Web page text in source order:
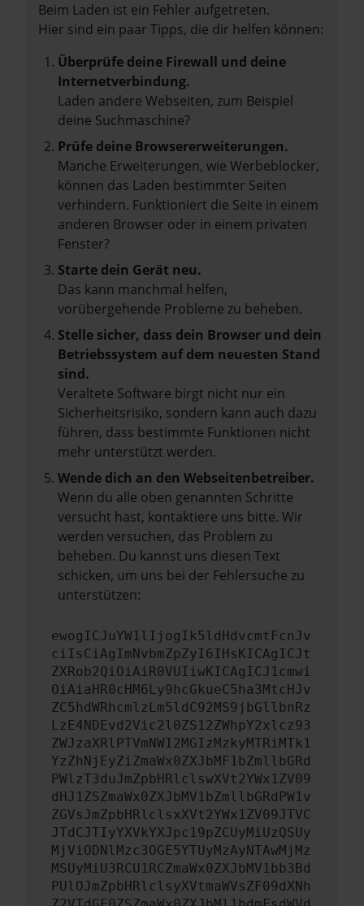
Beim Laden ist ein Fehler aufgetreten.
Hier sind ein paar Tipps, die dir helfen können:
Überprüfe deine Firewall und deine
Internetverbindung.
Laden andere Webseiten, zum Beispiel
deine Suchmaschine?
Prüfe deine Browsererweiterungen.
Manche Erweiterungen, wie Werbeblocker,
können das Laden bestimmter Seiten
verhindern. Funktioniert die Seite in einem
anderen Browser oder in einem privaten
Fenster?
Starte dein Gerät neu.
Das kann manchmal helfen,
vorübergehende Probleme zu beheben.
Stelle sicher, dass dein Browser und dein
Betriebssystem auf dem neuesten Stand
sind.
Veraltete Software birgt nicht nur ein
Sicherheitsrisiko, sondern kann auch dazu
führen, dass bestimmte Funktionen nicht
mehr unterstützt werden.
Wende dich an den Webseitenbetreiber.
Wenn du alle oben genannten Schritte
versucht hast, kontaktiere uns bitte. Wir
werden versuchen, das Problem zu
beheben. Du kannst uns diesen Text
schicken, um uns bei der Fehlersuche zu
unterstützen:
ewogICJuYW1lIjogIk5ldHdvcmtFcnJv
ciIsCiAgImNvbmZpZyI6IHsKICAgICJt
ZXRob2QiOiAiR0VUIiwKICAgICJ1cmwi
OiAiaHR0cHM6Ly9hcGkueC5ha3MtcHJv
ZC5hdWRhcmlzLm5ldC92MS9jbGllbnRz
LzE4NDEvd2Vic2l0ZS12ZWhpY2xlcz93
ZWJzaXRlPTVmNWI2MGIzMzkyMTRiMTk1
YzZhNjEyZiZmaWx0ZXJbMF1bZmllbGRd
PWlzT3duJmZpbHRlclswXVt2YWx1ZV09
dHJ1ZSZmaWx0ZXJbMV1bZmllbGRdPW1v
ZGVsJmZpbHRlclsxXVt2YWx1ZV09JTVC
JTdCJTIyYXVkYXJpc19pZCUyMiUzQSUy
MjViODNlMzc3OGE5YTUyMzAyNTAwMjMz
MSUyMiU3RCU1RCZmaWx0ZXJbMV1bb3Bd
PUlOJmZpbHRlclsyXVtmaWVsZF09dXNh